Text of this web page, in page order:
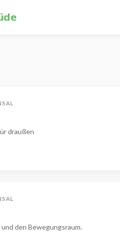
draußen
den Bewegungsraum.